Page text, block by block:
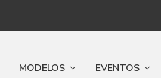
MODELOS EVENTOS